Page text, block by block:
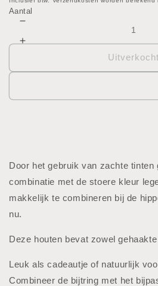
Aantal
verlagen
-
Aantal
voor
Uitverkocht
Door het gebruik van zachte tinten
combinatie met de stoere kleur
makkelijk te combineren bij de
nu.
Deze houten bevat zowel
Leuk als cadeautje of natuurlijk
Combineer de bijtring met het